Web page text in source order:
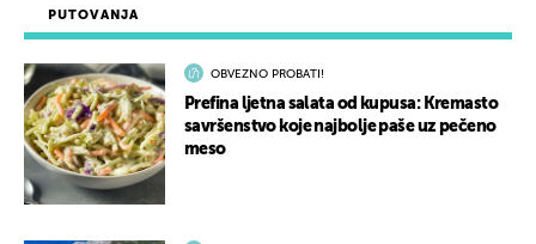
PUTOVANJA
OBVEZNO PROBATI!
Prefina ljetna salata od kupusa: Kremasto
savršenstvo koje najbolje paše uz pečeno
meso